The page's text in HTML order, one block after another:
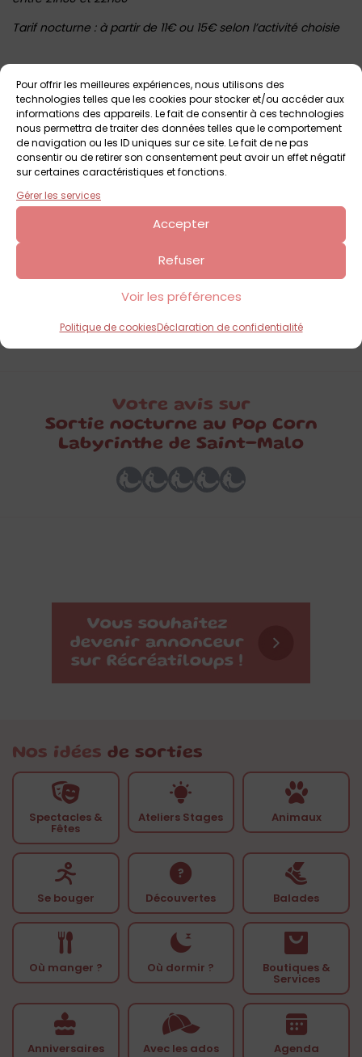
Pour offrir les meilleures expériences, nous utilisons des
technologies telles que les cookies pour stocker et/ou accéder aux
informations des appareils. Le fait de consentir à ces technologies
nous permettra de traiter des données telles que le comportement
de navigation ou les ID uniques sur ce site. Le fait de ne pas
consentir ou de retirer son consentement peut avoir un effet négatif
sur certaines caractéristiques et fonctions.
Gérer les services
Accepter
Refuser
Voir les préférences
Politique de cookiesDéclaration de confidentialité
Tarif nocturne : à partir de 11€ ou 15€ selon l’activité choisie
Autres événementsà venir
Sortie nocturne au Pop Corn Labyrinthe de
Pop Corn Labyrinthe de Saint-Malo Dès 3 ans
Votre avis sur
Sortie nocturne au Pop Corn
Labyrinthe de Saint-Malo
Nos idées de sorties
Spectacles &
Fêtes
Ateliers Stages Animaux
Se bouger Découvertes Balades
Où manger ? Où dormir ? Boutiques &
Services
Anniversaires Avec les ados Agenda